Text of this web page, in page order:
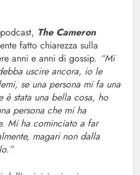
The Cameron
fatto chiarezza sulla
anni e anni di gossip. “Mi
uscire ancora, io le
se una persona mi fa una
è stata una bella cosa, ho
persona che mi ha
Mi ha cominciato a far
magari non dalla